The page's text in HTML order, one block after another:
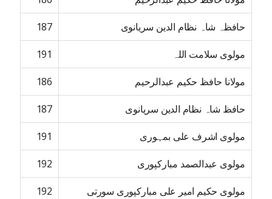
حافظہ شاہ نظام الدین سریانوی 187
مولوی سلامت اللہ 191
مولانا حافظ حکیم عبدالرحیم 186
حافظ شاہ نظام الدین سریانوی 187
مولوی اشرف علی بمہوری 191
مولوی عبدالصمد مبارکپوری 192
مولوی حکیم امیر علی مبارکپوری سورتی 192